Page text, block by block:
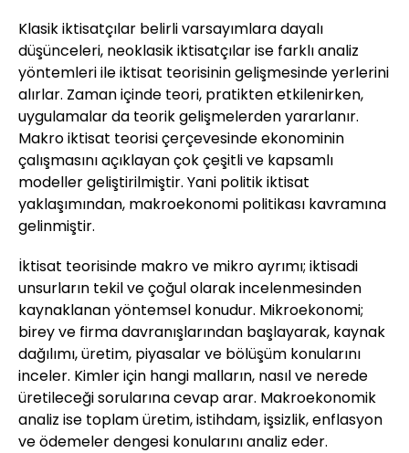
Klasik iktisatçılar belirli varsayımlara dayalı
düşünceleri, neoklasik iktisatçılar ise farklı analiz
yöntemleri ile iktisat teorisinin gelişmesinde yerlerini
alırlar. Zaman içinde teori, pratikten etkilenirken,
uygulamalar da teorik gelişmelerden yararlanır.
Makro iktisat teorisi çerçevesinde ekonominin
çalışmasını açıklayan çok çeşitli ve kapsamlı
modeller geliştirilmiştir. Yani politik iktisat
yaklaşımından, makroekonomi politikası kavramına
gelinmiştir.
İktisat teorisinde makro ve mikro ayrımı; iktisadi
unsurların tekil ve çoğul olarak incelenmesinden
kaynaklanan yöntemsel konudur. Mikroekonomi;
birey ve firma davranışlarından başlayarak, kaynak
dağılımı, üretim, piyasalar ve bölüşüm konularını
inceler. Kimler için hangi malların, nasıl ve nerede
üretileceği sorularına cevap arar. Makroekonomik
analiz ise toplam üretim, istihdam, işsizlik, enflasyon
ve ödemeler dengesi konularını analiz eder.